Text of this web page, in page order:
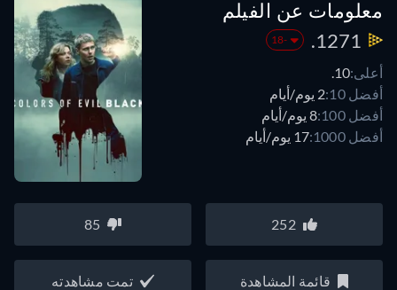
معلومات عن الفيلم
1271.
-18
أعلى:10.
أفضل 10:
2 يوم/أيام
أفضل 100:
8 يوم/أيام
أفضل 1000:
17 يوم/أيام
252
85
قائمة المشاهدة تمت مشاهدته